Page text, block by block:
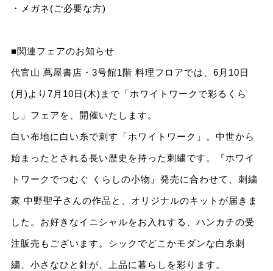
・メガネ(ご必要な方)
■関連フェアのお知らせ
代官山 蔦屋書店・3号館1階 料理フロアでは、6月10日
(月)より7月10日(木)まで「ホワイトワークで彩るくら
し」フェアを、開催いたします。
白い布地に白い糸で刺す「ホワイトワーク」。中世から
始まったとされる長い歴史を持った刺繍です。『ホワイ
トワークでつむぐ くらしの小物』発売に合わせて、刺繍
家 中野聖子さんの作品と、オリジナルのキットが届きま
した。お好きなイニシャルをお入れする、ハンカチの受
注販売もございます。シックでどこかモダンな白糸刺
繍、小さなひと針が、上品に暮らしを彩ります。